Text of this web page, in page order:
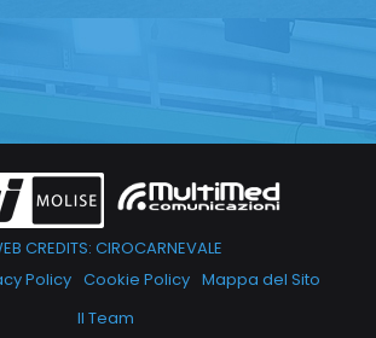
CREDITS: CIROCARNEVALE
Policy Cookie Policy Mappa del Sito
Il Team